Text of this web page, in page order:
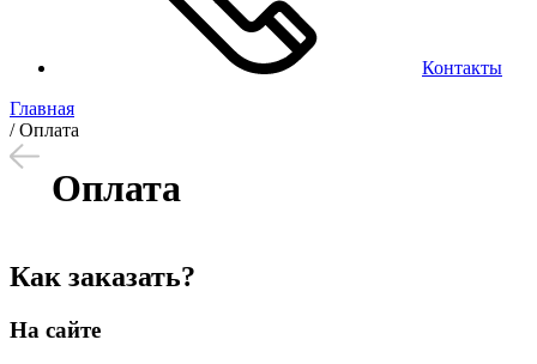
Контакты
Главная
/Оплата
Оплата
Как заказать?
На сайте